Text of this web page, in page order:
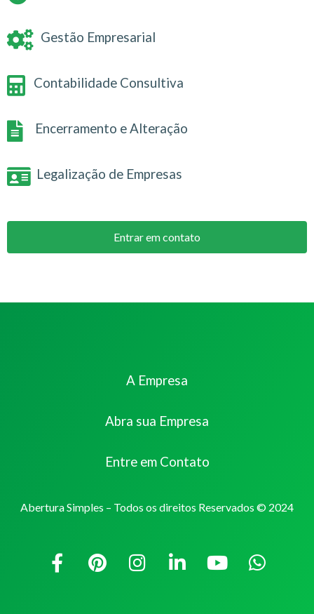
Gestão Empresarial
Contabilidade Consultiva
Encerramento e Alteração
Legalização de Empresas
Entrar em contato
A Empresa
Abra sua Empresa
Entre em Contato
Abertura Simples – Todos os direitos Reservados © 2024